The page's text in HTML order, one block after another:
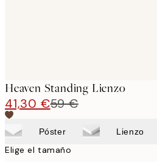
Heaven Standing Lienzo
41,30 €59 €
Póster Lienzo
Elige el tamaño